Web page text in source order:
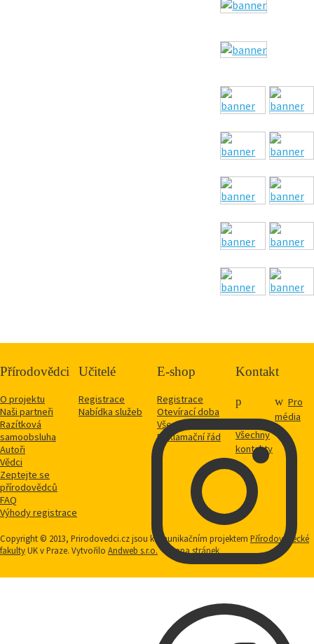
Přírodovědci
O projektu
Naši partneři
Razítková
samoobsluha
Autoři
Vědci
Zeptejte se
přírodovědců
FAQ
Výhody registrace
Učitelé
Registrace
Nabídka služeb
E-shop
Registrace
Otevírací doba
Vše o nákupu
Reklamační řád
Kontakt
Všechny
kontakty
Pro
média
Copyright © 2013, Prirodovedci.cz jsou komunikačním projektem Přírodovědecké
fakultyUK v Praze. Vytvořilo Andweb s.r.o. Mapa stránek